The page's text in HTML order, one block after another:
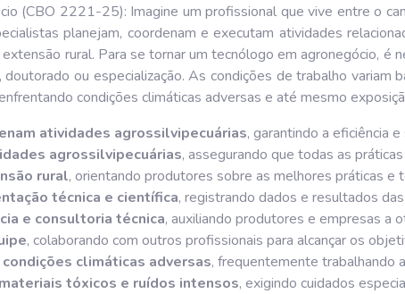
(CBO 2221-25): Imagine um profissional que vive entre o
planejam, coordenam e executam atividades
rural. Para se tornar um tecnólogo em agronegócio, é
ou especialização. As condições de trabalho
condições climáticas adversas e até mesmo
atividades agrossilvipecuárias, garantindo a eficiência
agrossilvipecuárias, assegurando que todas as
rural, orientando produtores sobre as melhores práticas e
técnica e científica, registrando dados e resultados
e consultoria técnica, auxiliando produtores e empresas a
, colaborando com outros profissionais para alcançar os
climáticas adversas, frequentemente trabalhando
tóxicos e ruídos intensos, exigindo cuidados